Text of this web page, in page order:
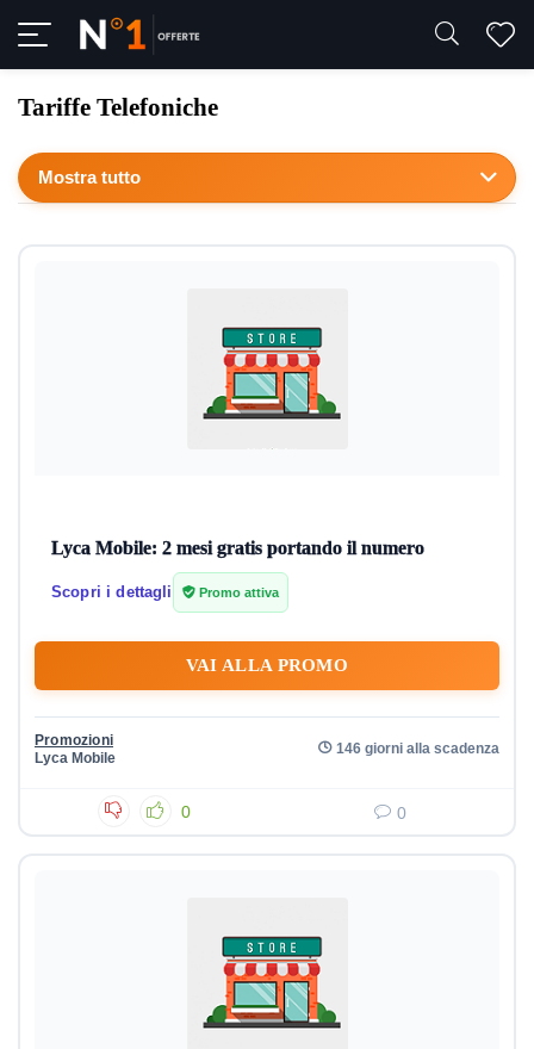
Tariffe Telefoniche
Mostra tutto
Lyca Mobile: 2 mesi gratis portando il numero
Scopri i dettagli Promo attiva
VAI ALLA PROMO
Promozioni
Lyca Mobile
146 giorni alla scadenza
0 0